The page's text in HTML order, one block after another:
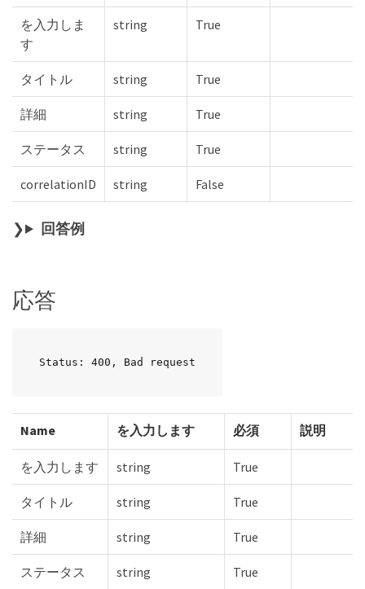
を入力しま
す
string True
タイトル string True
詳細 string True
ステータス string True
correlationID string False
回答例
応答
Status: 400, Bad request
Name を入力します 必須 説明
を入力します string True
タイトル string True
詳細 string True
ステータス string True